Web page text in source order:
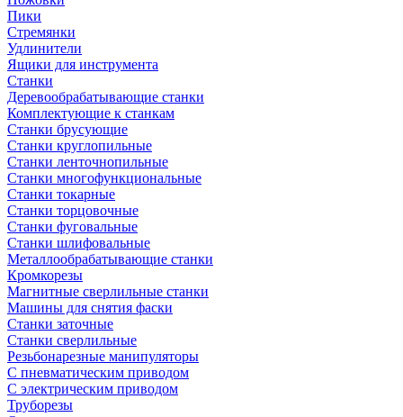
Пики
Стремянки
Удлинители
Ящики для инструмента
Станки
Деревообрабатывающие станки
Комплектующие к станкам
Станки брусующие
Станки круглопильные
Станки ленточнопильные
Станки многофункциональные
Станки токарные
Станки торцовочные
Станки фуговальные
Станки шлифовальные
Металлообрабатывающие станки
Кромкорезы
Магнитные сверлильные станки
Машины для снятия фаски
Станки заточные
Станки сверлильные
Резьбонарезные манипуляторы
С пневматическим приводом
С электрическим приводом
Труборезы